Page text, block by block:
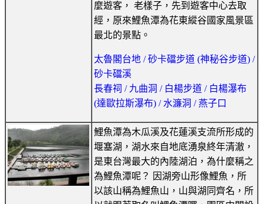
麼遊客， 老樣子，先到遊客中心去取
經，原來鯉魚潭為花東縱谷國家風景區
最北的景點。
太魯閣台地 / 砂卡礑步道 (神秘谷步道) /
砂卡礑溪
長春祠 / 九曲洞 / 白楊步道 / 白楊瀑布
(達歐拉斯瀑布) / 水濂洞 / 燕子口
鯉魚潭為木瓜溪及花蓮溪支流所形成的
堰塞湖，湖水來自地底湧泉終年清澈，
是東台灣最大的內陸湖泊，為什麼稱之
為鯉魚潭呢？ 因湖旁山形像鯉魚，所
以該山稱為鯉魚山，山與湖同齊名，所